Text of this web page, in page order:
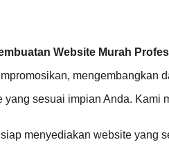
Website Murah
mengembangkan
yang sesuai impian Anda.
menyediakan website yang